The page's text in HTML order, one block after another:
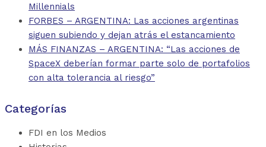
Millennials
FORBES – ARGENTINA: Las acciones argentinas
siguen subiendo y dejan atrás el estancamiento
MÁS FINANZAS – ARGENTINA: “Las acciones de
SpaceX deberían formar parte solo de portafolios
con alta tolerancia al riesgo”
Categorías
FDI en los Medios